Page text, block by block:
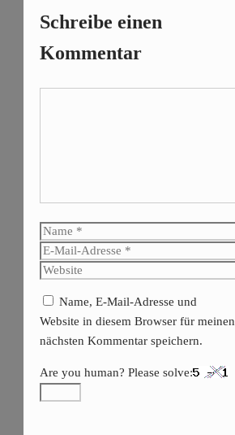
Schreibe einen
Kommentar
Name
E-
Mail-
Website
Name, E-Mail-Adresse und
Website in diesem Browser für meinen
nächsten Kommentar speichern.
Are you human? Please solve: